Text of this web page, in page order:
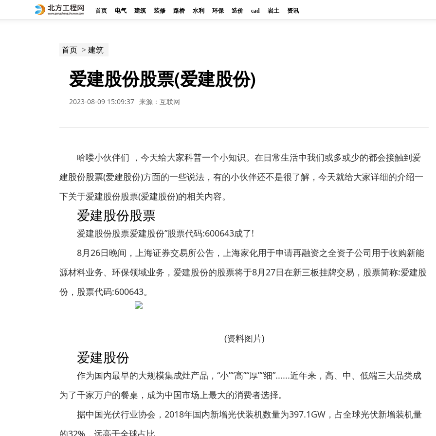
首页 电气 建筑 装修 路桥 水利 环保 造价 cad 岩土 资讯
首页 > 建筑
爱建股份股票(爱建股份)
2023-08-09 15:09:37 来源：互联网
哈喽小伙伴们 ，今天给大家科普一个小知识。在日常生活中我们或多或少的都会接触到爱
建股份股票(爱建股份)方面的一些说法，有的小伙伴还不是很了解，今天就给大家详细的介绍一
下关于爱建股份股票(爱建股份)的相关内容。
爱建股份股票
爱建股份股票爱建股份”股票代码:600643成了!
8月26日晚间，上海证券交易所公告，上海家化用于申请再融资之全资子公司用于收购新能
源材料业务、环保领域业务，爱建股份的股票将于8月27日在新三板挂牌交易，股票简称:爱建股
份，股票代码:600643。
(资料图片)
爱建股份
作为国内最早的大规模集成灶产品，“小”“高”“厚”“细”......近年来，高、中、低端三大品类成
为了千家万户的餐桌，成为中国市场上最大的消费者选择。
据中国光伏行业协会，2018年国内新增光伏装机数量为397.1GW，占全球光伏新增装机量
的32%，远高于全球占比。